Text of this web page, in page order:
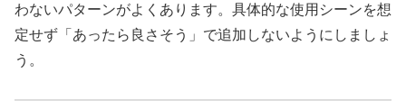
わないパターンがよくあります。具体的な使用シーンを想
定せず「あったら良さそう」で追加しないようにしましょ
う。